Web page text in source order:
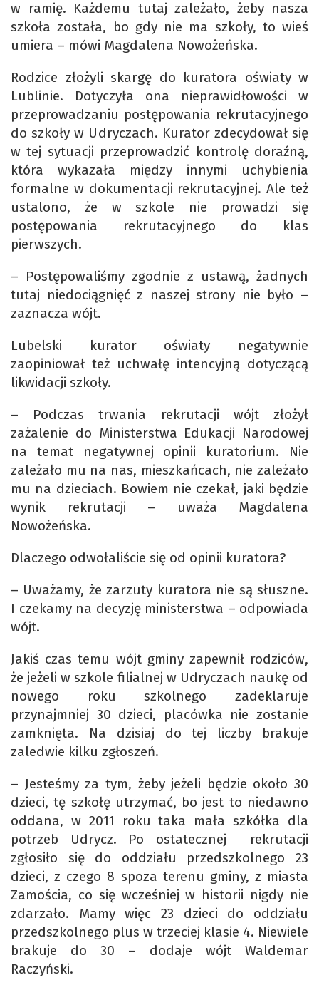
w ramię. Każdemu tutaj zależało, żeby nasza
szkoła została, bo gdy nie ma szkoły, to wieś
umiera – mówi Magdalena Nowożeńska.
Rodzice złożyli skargę do kuratora oświaty w
Lublinie. Dotyczyła ona nieprawidłowości w
przeprowadzaniu postępowania rekrutacyjnego
do szkoły w Udryczach. Kurator zdecydował się
w tej sytuacji przeprowadzić kontrolę doraźną,
która wykazała między innymi uchybienia
formalne w dokumentacji rekrutacyjnej. Ale też
ustalono, że w szkole nie prowadzi się
postępowania rekrutacyjnego do klas
pierwszych.
– Postępowaliśmy zgodnie z ustawą, żadnych
tutaj niedociągnięć z naszej strony nie było –
zaznacza wójt.
Lubelski kurator oświaty negatywnie
zaopiniował też uchwałę intencyjną dotyczącą
likwidacji szkoły.
– Podczas trwania rekrutacji wójt złożył
zażalenie do Ministerstwa Edukacji Narodowej
na temat negatywnej opinii kuratorium. Nie
zależało mu na nas, mieszkańcach, nie zależało
mu na dzieciach. Bowiem nie czekał, jaki będzie
wynik rekrutacji – uważa Magdalena
Nowożeńska.
Dlaczego odwołaliście się od opinii kuratora?
– Uważamy, że zarzuty kuratora nie są słuszne.
I czekamy na decyzję ministerstwa – odpowiada
wójt.
Jakiś czas temu wójt gminy zapewnił rodziców,
że jeżeli w szkole filialnej w Udryczach naukę od
nowego roku szkolnego zadeklaruje
przynajmniej 30 dzieci, placówka nie zostanie
zamknięta. Na dzisiaj do tej liczby brakuje
zaledwie kilku zgłoszeń.
– Jesteśmy za tym, żeby jeżeli będzie około 30
dzieci, tę szkołę utrzymać, bo jest to niedawno
oddana, w 2011 roku taka mała szkółka dla
potrzeb Udrycz. Po ostatecznej rekrutacji
zgłosiło się do oddziału przedszkolnego 23
dzieci, z czego 8 spoza terenu gminy, z miasta
Zamościa, co się wcześniej w historii nigdy nie
zdarzało. Mamy więc 23 dzieci do oddziału
przedszkolnego plus w trzeciej klasie 4. Niewiele
brakuje do 30 – dodaje wójt Waldemar
Raczyński.